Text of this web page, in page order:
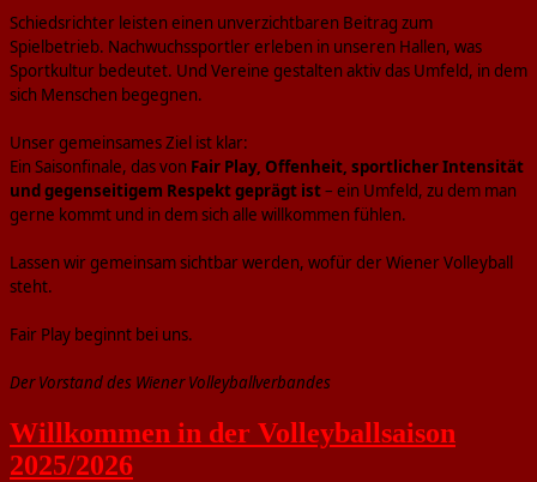
Schiedsrichter leisten einen unverzichtbaren Beitrag zum
Spielbetrieb. Nachwuchssportler erleben in unseren Hallen, was
Sportkultur bedeutet. Und Vereine gestalten aktiv das Umfeld, in dem
sich Menschen begegnen.
Unser gemeinsames Ziel ist klar:
Ein Saisonfinale, das von Fair Play, Offenheit, sportlicher Intensität
und gegenseitigem Respekt geprägt ist– ein Umfeld, zu dem man
gerne kommt und in dem sich alle willkommen fühlen.
Lassen wir gemeinsam sichtbar werden, wofür der Wiener Volleyball
steht.
Fair Play beginnt bei uns.
Der Vorstand des Wiener Volleyballverbandes
Willkommen in der Volleyballsaison
2025/2026